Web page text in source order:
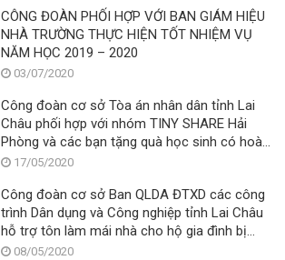
CÔNG ĐOÀN PHỐI HỢP VỚI BAN GIÁM HIỆU
NHÀ TRƯỜNG THỰC HIỆN TỐT NHIỆM VỤ
NĂM HỌC 2019 – 2020
03/07/2020
Công đoàn cơ sở Tòa án nhân dân tỉnh Lai
Châu phối hợp với nhóm TINY SHARE Hải
Phòng và các bạn tặng quà học sinh có hoàn
cảnh khó khăn và ảnh hưởng bởi thiên tai
17/05/2020
Công đoàn cơ sở Ban QLDA ĐTXD các công
trình Dân dụng và Công nghiệp tỉnh Lai Châu
hỗ trợ tôn làm mái nhà cho hộ gia đình bị
thiệt hại do mưa đá, gió lốc tại xã Mù Sang
08/05/2020